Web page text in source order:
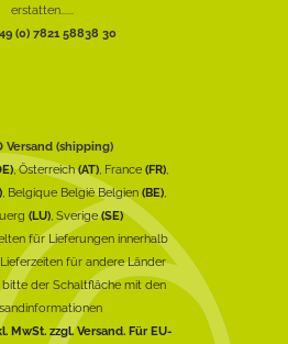
erstatten......
(0) 7821 58838 30
Versand (shipping)
, Österreich(AT), France (FR),
, Belgique België Belgien (BE),
(LU), Sverige(SE)
für Lieferungen innerhalb
für andere Länder
bitte der Schaltfläche mit den
MwSt. zzgl. Versand. Für EU-